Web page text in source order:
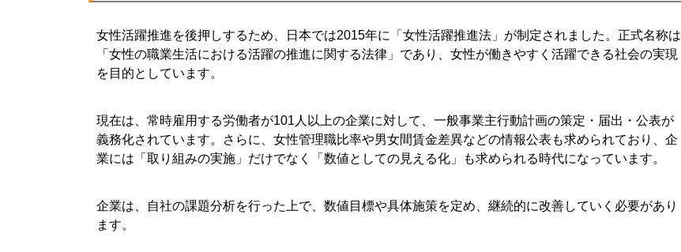
9-2. 女性管理職比率を上げるには何から始めるべきですか？
9-3. 女性活躍推進と男性育休は関係ありますか？
9-4. えるぼし認定を取得するメリットは？
10. まとめ
女性活躍推進を後押しするため、日本では2015年に「女性活躍推進法」が制定されました。正式名称は
「女性の職業生活における活躍の推進に関する法律」であり、女性が働きやすく活躍できる社会の実現
を目的としています。
現在は、常時雇用する労働者が101人以上の企業に対して、一般事業主行動計画の策定・届出・公表が
義務化されています。さらに、女性管理職比率や男女間賃金差異などの情報公表も求められており、企
業には「取り組みの実施」だけでなく「数値としての見える化」も求められる時代になっています。
企業は、自社の課題分析を行った上で、数値目標や具体施策を定め、継続的に改善していく必要があり
ます。